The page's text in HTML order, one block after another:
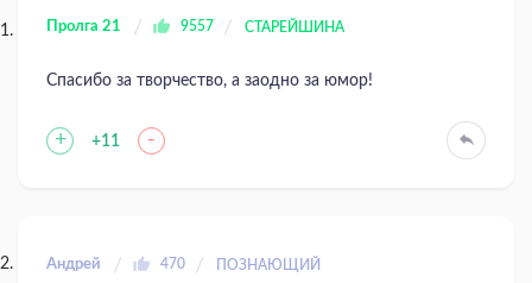
Пролга 21 9557 СТАРЕЙШИНА
Спасибо за творчество, а заодно за юмор!
+ +11 -
Андрей 470 ПОЗНАЮЩИЙ